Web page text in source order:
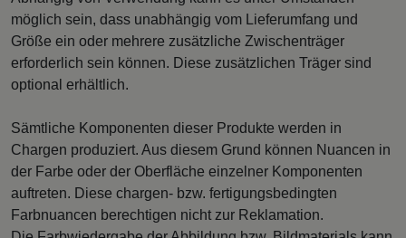
möglich sein, dass unabhängig vom Lieferumfang und
Größe ein oder mehrere zusätzliche Zwischenträger
erforderlich sein können. Diese zusätzlichen Träger sind
optional erhältlich.
Sämtliche Komponenten dieser Produkte werden in
Chargen produziert. Aus diesem Grund können Nuancen in
der Farbe oder der Oberfläche einzelner Komponenten
auftreten. Diese chargen- bzw. fertigungsbedingten
Farbnuancen berechtigen nicht zur Reklamation.